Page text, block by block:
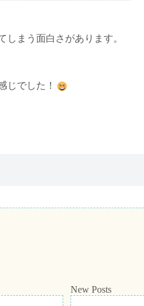
しまう面白さがあります。
じでした！
New Posts